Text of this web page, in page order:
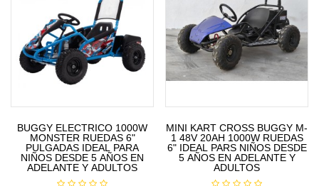
BUGGY ELECTRICO 1000W
MONSTER RUEDAS 6"
PULGADAS IDEAL PARA
NIÑOS DESDE 5 AÑOS EN
ADELANTE Y ADULTOS
MINI KART CROSS BUGGY M-
1 48V 20AH 1000W RUEDAS
6" IDEAL PARS NIÑOS DESDE
5 AÑOS EN ADELANTE Y
ADULTOS